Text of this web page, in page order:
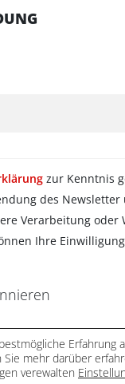
zur Kenntnis
des
Verarbeitung oder
Ihre
Erfahrung
Sie mehr darüber
verewalten